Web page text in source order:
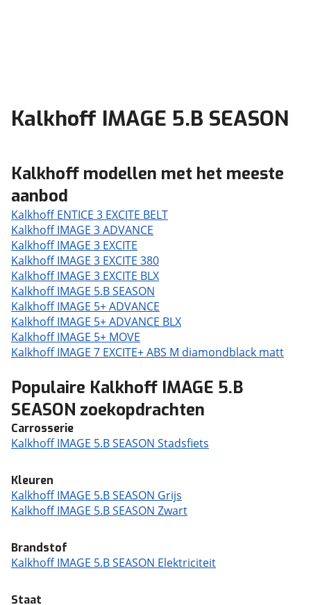
Kalkhoff IMAGE 5.B SEASON
Kalkhoff modellen met het meeste
aanbod
Kalkhoff ENTICE 3 EXCITE BELT
Kalkhoff IMAGE 3 ADVANCE
Kalkhoff IMAGE 3 EXCITE
Kalkhoff IMAGE 3 EXCITE 380
Kalkhoff IMAGE 3 EXCITE BLX
Kalkhoff IMAGE 5.B SEASON
Kalkhoff IMAGE 5+ ADVANCE
Kalkhoff IMAGE 5+ ADVANCE BLX
Kalkhoff IMAGE 5+ MOVE
Kalkhoff IMAGE 7 EXCITE+ ABS M diamondblack matt
Populaire Kalkhoff IMAGE 5.B
SEASON zoekopdrachten
Carrosserie
Kalkhoff IMAGE 5.B SEASON Stadsfiets
Kleuren
Kalkhoff IMAGE 5.B SEASON Grijs
Kalkhoff IMAGE 5.B SEASON Zwart
Brandstof
Kalkhoff IMAGE 5.B SEASON Elektriciteit
Staat